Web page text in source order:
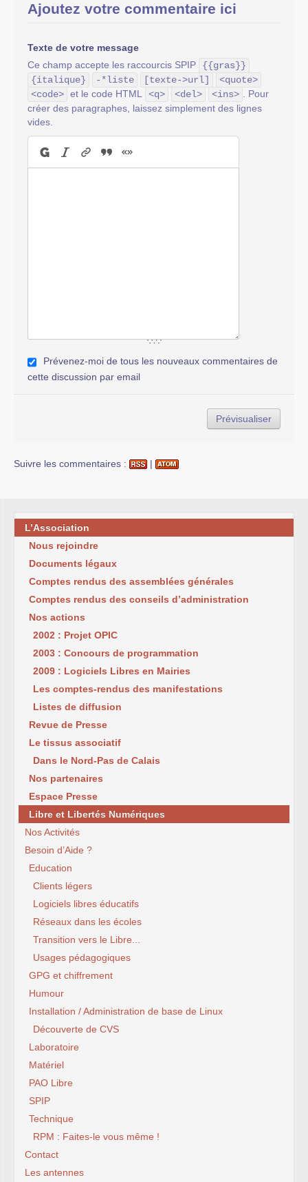
Ajoutez votre commentaire ici
Texte de votre message
Ce champ accepte les raccourcis SPIP
{{gras}}
{italique}
-*liste [texte->url]
<quote>
<code> et le code HTML <q> <del> <ins>
. Pour
créer des paragraphes, laissez simplement des lignes
vides.
Prévenez-moi de tous les nouveaux commentaires de
cette discussion par email
Suivre les commentaires : |
L’Association
Nous rejoindre
Documents légaux
Comptes rendus des assemblées générales
Comptes rendus des conseils d’administration
Nos actions
2002 : Projet OPIC
2003 : Concours de programmation
2009 : Logiciels Libres en Mairies
Les comptes-rendus des manifestations
Listes de diffusion
Revue de Presse
Le tissus associatif
Dans le Nord-Pas de Calais
Nos partenaires
Espace Presse
Libre et Libertés Numériques
Nos Activités
Besoin d’Aide ?
Education
Clients légers
Logiciels libres éducatifs
Réseaux dans les écoles
Transition vers le Libre...
Usages pédagogiques
GPG et chiffrement
Humour
Installation / Administration de base de Linux
Découverte de CVS
Laboratoire
Matériel
PAO Libre
SPIP
Technique
RPM : Faites-le vous même !
Contact
Les antennes